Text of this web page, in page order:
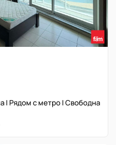
| Рядом с метро | Свободна